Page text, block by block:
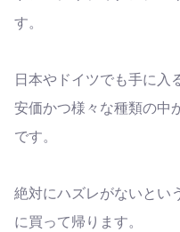
す。
日本やドイツでも手に入
安価かつ様々な種類の中
です。
絶対にハズレがないとい
に買って帰ります。